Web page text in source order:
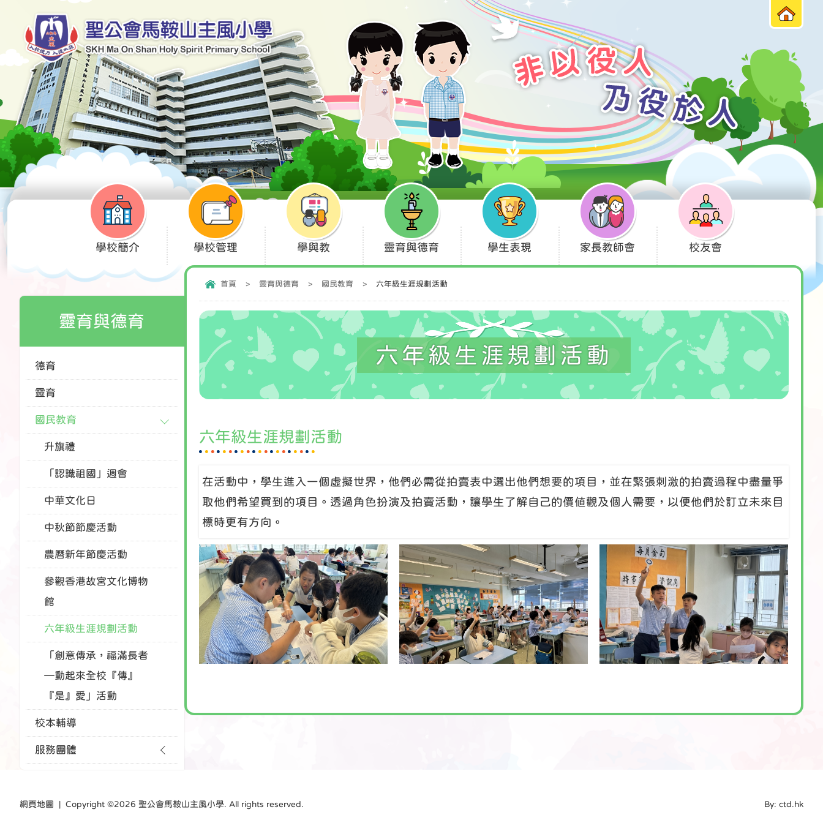
學校簡介 學校管理 學與教 靈育與德育 學生表現 家長教師會 校友會
首頁 > 靈育與德育 > 國民教育 > 六年級生涯規劃活動
六年級生涯規劃活動
六年級生涯規劃活動
在活動中，學生進入一個虛擬世界，他們必需從拍賣表中選出他們想要的項目，並在緊張刺激的拍賣過程中盡量爭
取他們希望買到的項目。透過角色扮演及拍賣活動，讓學生了解自己的價值觀及個人需要，以便他們於訂立未來目
標時更有方向。
靈育與德育
德育
靈育
國民教育
升旗禮
「認識祖國」週會
中華文化日
中秋節節慶活動
農曆新年節慶活動
參觀香港故宮文化博物
館
六年級生涯規劃活動
「創意傳承，福滿長者
—動起來全校『傳』
『是』愛」活動
校本輔導
服務團體
網頁地圖 | Copyright ©2026 聖公會馬鞍山主風小學. All rights reserved. By: ctd.hk